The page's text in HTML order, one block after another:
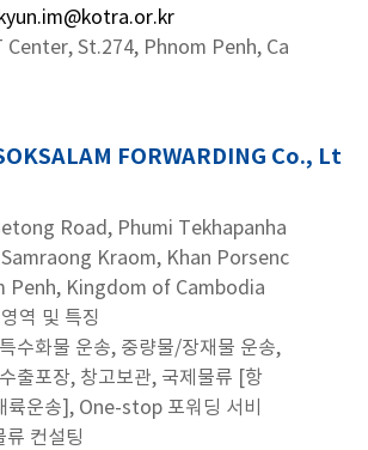
Center, St.274, Phnom Penh, Ca
FORWARDING Co., Lt
Road, Phumi Tekhapanha
Kraom, Khan Porsenc
Penh, Kingdom of Cambodia
역 및 특징
수화물 운송, 중량물/장재물 운송,
출포장, 창고보관, 국제물류 [항
륙운송], One-stop 포워딩 서비
컨설팅